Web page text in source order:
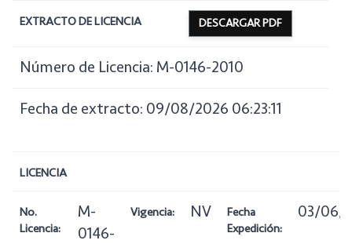
EXTRACTO DE LICENCIA DESCARGAR PDF
Número de Licencia: M-0146-2010
Fecha de extracto: 09/08/2026 06:23:11
LICENCIA
No.
Licencia:
M-
0146-
Vigencia: NV
Fecha
Expedición:
03/06/